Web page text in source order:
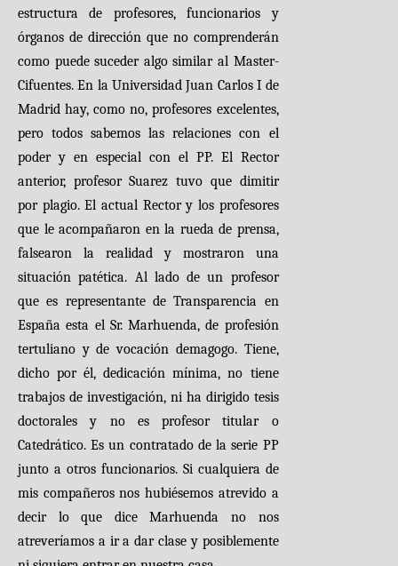
estructura de profesores, funcionarios y
órganos de dirección que no comprenderán
como puede suceder algo similar al Master-
Cifuentes. En la Universidad Juan Carlos I de
Madrid hay, como no, profesores excelentes,
pero todos sabemos las relaciones con el
poder y en especial con el PP. El Rector
anterior, profesor Suarez tuvo que dimitir
por plagio. El actual Rector y los profesores
que le acompañaron en la rueda de prensa,
falsearon la realidad y mostraron una
situación patética. Al lado de un profesor
que es representante de Transparencia en
España esta el Sr. Marhuenda, de profesión
tertuliano y de vocación demagogo. Tiene,
dicho por él, dedicación mínima, no tiene
trabajos de investigación, ni ha dirigido tesis
doctorales y no es profesor titular o
Catedrático. Es un contratado de la serie PP
junto a otros funcionarios. Si cualquiera de
mis compañeros nos hubiésemos atrevido a
decir lo que dice Marhuenda no nos
atreveríamos a ir a dar clase y posiblemente